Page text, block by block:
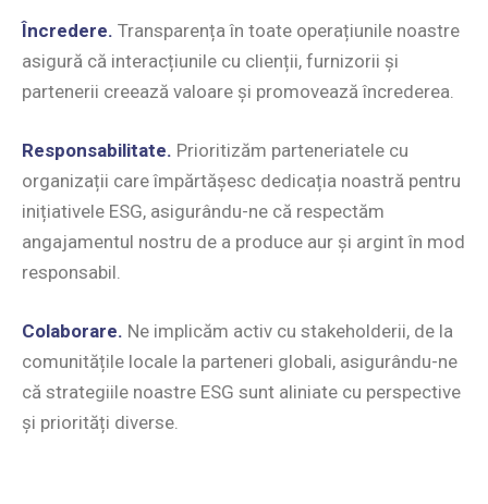
Încredere. Transparența în toate operațiunile noastre
asigură că interacțiunile cu clienții, furnizorii și
partenerii creează valoare și promovează încrederea.
Responsabilitate. Prioritizăm parteneriatele cu
organizații care împărtășesc dedicația noastră pentru
inițiativele ESG, asigurându-ne că respectăm
angajamentul nostru de a produce aur și argint în mod
responsabil.
Colaborare. Ne implicăm activ cu stakeholderii, de la
comunitățile locale la parteneri globali, asigurându-ne
că strategiile noastre ESG sunt aliniate cu perspective
și priorități diverse.